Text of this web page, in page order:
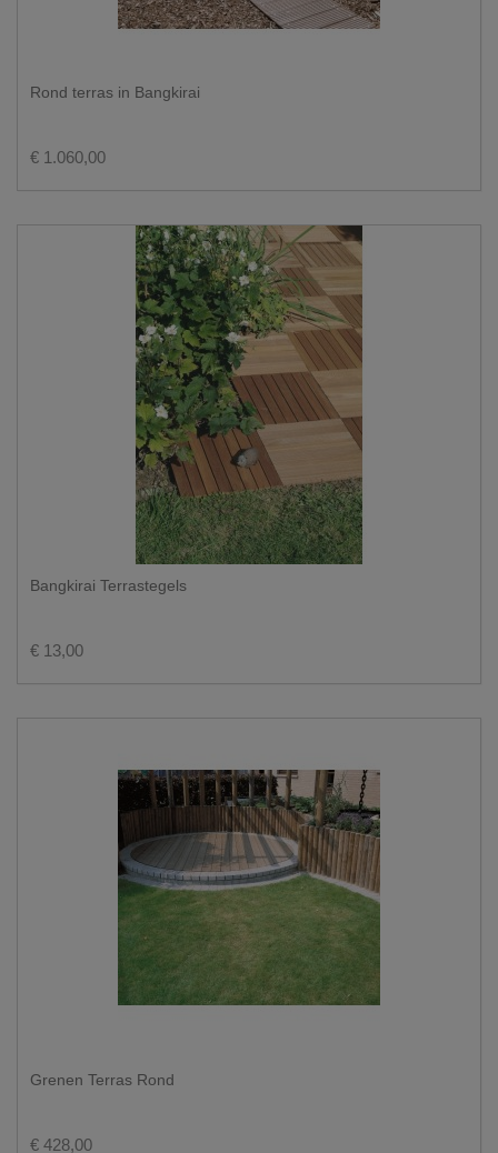
Rond terras in Bangkirai
€ 1.060,00
Bangkirai Terrastegels
€ 13,00
Grenen Terras Rond
€ 428,00